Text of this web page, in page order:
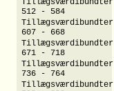
Tillægsværdibundter
512 - 584
Tillægsværdibundter
607 - 668
Tillægsværdibundter
671 - 718
Tillægsværdibundter
736 - 764
Tillægsværdibundter